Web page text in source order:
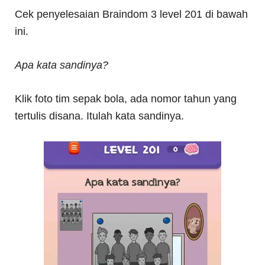
Cek penyelesaian Braindom 3 level 201 di bawah
ini.
Apa kata sandinya?
Klik foto tim sepak bola, ada nomor tahun yang
tertulis disana. Itulah kata sandinya.